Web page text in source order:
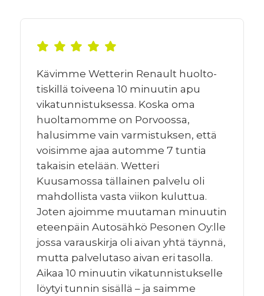
Kävimme Wetterin Renault huolto-
tiskillä toiveena 10 minuutin apu
vikatunnistuksessa. Koska oma
huoltamomme on Porvoossa,
halusimme vain varmistuksen, että
voisimme ajaa automme 7 tuntia
takaisin etelään. Wetteri
Kuusamossa tällainen palvelu oli
mahdollista vasta viikon kuluttua.
Joten ajoimme muutaman minuutin
eteenpäin Autosähkö Pesonen Oy:lle
jossa varauskirja oli aivan yhtä täynnä,
mutta palvelutaso aivan eri tasolla.
Aikaa 10 minuutin vikatunnistukselle
löytyi tunnin sisällä – ja saimme